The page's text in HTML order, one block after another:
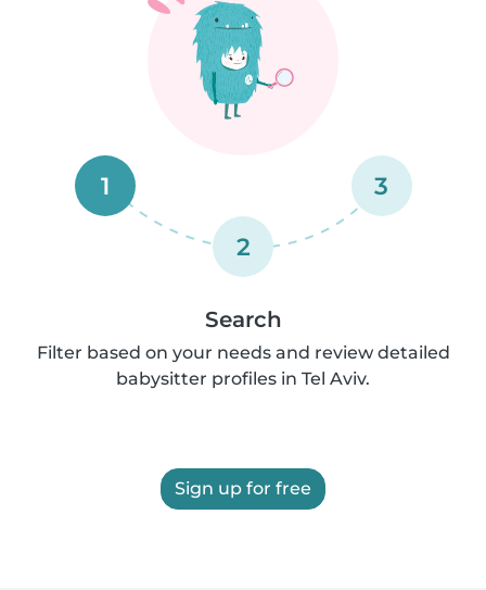
1
2
3
Search
Filter based on your needs and review detailed
babysitter profiles in Tel Aviv.
Sign up for free